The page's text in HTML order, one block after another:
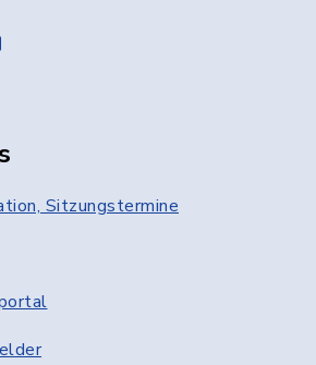
youtube
Sitzungstermine